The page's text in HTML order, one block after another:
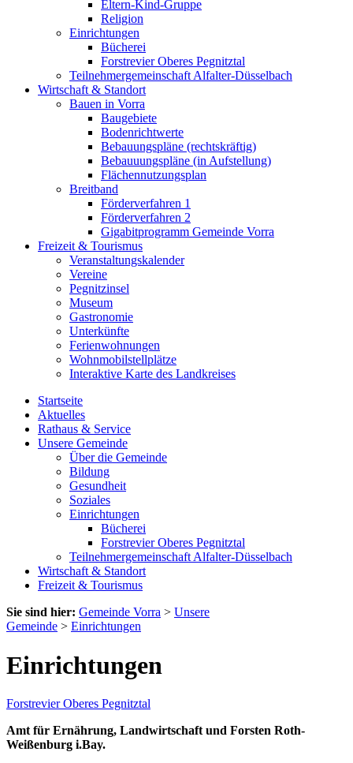
Eltern-Kind-Gruppe
Religion
Einrichtungen
Bücherei
Forstrevier Oberes Pegnitztal
Teilnehmergemeinschaft Alfalter-Düsselbach
Wirtschaft & Standort
Bauen in Vorra
Baugebiete
Bodenrichtwerte
Bebauungspläne (rechtskräftig)
Bebauuungspläne (in Aufstellung)
Flächennutzungsplan
Breitband
Förderverfahren 1
Förderverfahren 2
Gigabitprogramm Gemeinde Vorra
Freizeit & Tourismus
Veranstaltungskalender
Vereine
Pegnitzinsel
Museum
Gastronomie
Unterkünfte
Ferienwohnungen
Wohnmobilstellplätze
Interaktive Karte des Landkreises
Startseite
Aktuelles
Rathaus & Service
Unsere Gemeinde
Über die Gemeinde
Bildung
Gesundheit
Soziales
Einrichtungen
Bücherei
Forstrevier Oberes Pegnitztal
Teilnehmergemeinschaft Alfalter-Düsselbach
Wirtschaft & Standort
Freizeit & Tourismus
Sie sind hier: Gemeinde Vorra > Unsere
Gemeinde > Einrichtungen
Einrichtungen
Forstrevier Oberes Pegnitztal
Amt für Ernährung, Landwirtschaft und Forsten Roth-
Weißenburg i.Bay.